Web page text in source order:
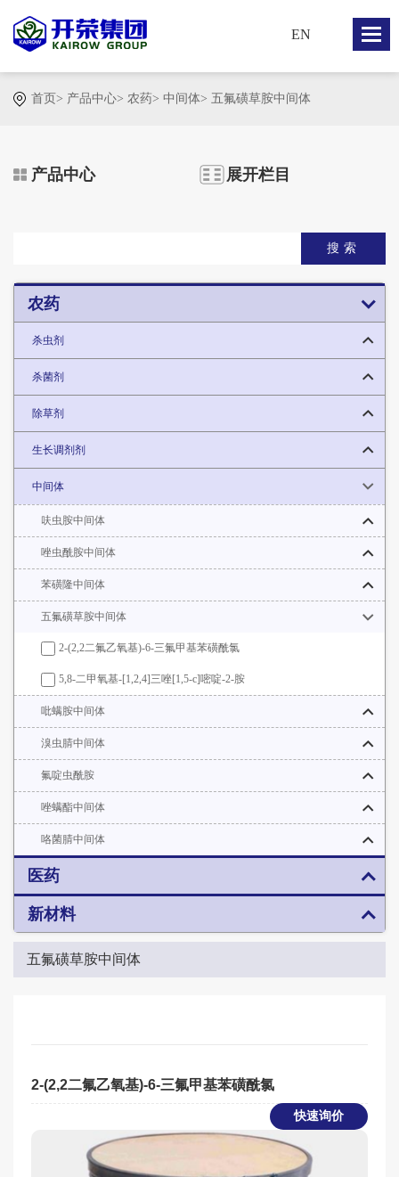
EN
首页 > 产品中心> 农药> 中间体> 五氟磺草胺中间体
产品中心 展开栏目
搜索
农药
杀虫剂
杀菌剂
除草剂
生长调剂剂
中间体
呋虫胺中间体
唑虫酰胺中间体
苯磺隆中间体
五氟磺草胺中间体
2-(2,2二氟乙氧基)-6-三氟甲基苯磺酰氯
5,8-二甲氧基-[1,2,4]三唑[1,5-c]嘧啶-2-胺
吡螨胺中间体
溴虫腈中间体
氟啶虫酰胺
唑螨酯中间体
咯菌腈中间体
医药
新材料
五氟磺草胺中间体
2-(2,2二氟乙氧基)-6-三氟甲基苯磺酰氯
快速询价